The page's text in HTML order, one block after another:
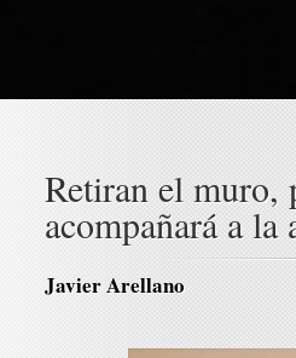
Retiran el muro,
acompañará a la
Javier Arellano